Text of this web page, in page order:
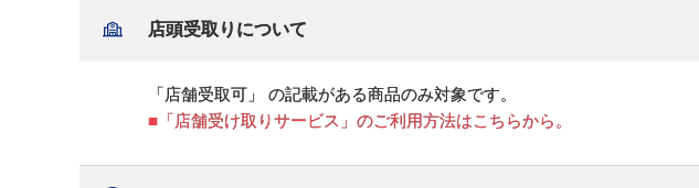
店頭受取りについて
「店舗受取可」 の記載がある商品のみ対象です。
■「店舗受け取りサービス」のご利用方法はこちらから。